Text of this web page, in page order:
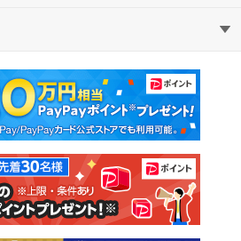
中古マンション
中古一戸建て
土地
教えて！住まいの先生